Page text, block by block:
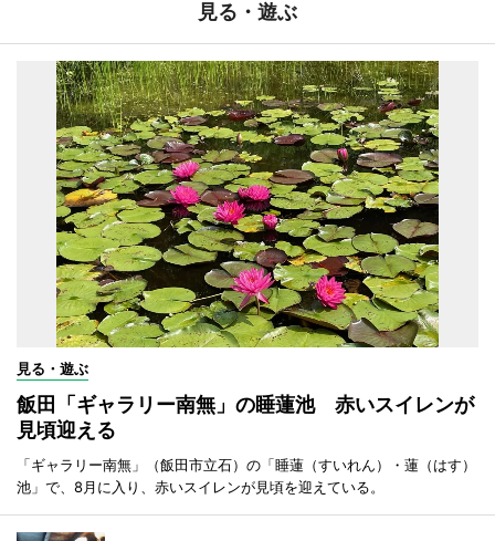
見る・遊ぶ
見る・遊ぶ
飯田「ギャラリー南無」の睡蓮池 赤いスイレンが
見頃迎える
「ギャラリー南無」（飯田市立石）の「睡蓮（すいれん）・蓮（はす）
池」で、8月に入り、赤いスイレンが見頃を迎えている。